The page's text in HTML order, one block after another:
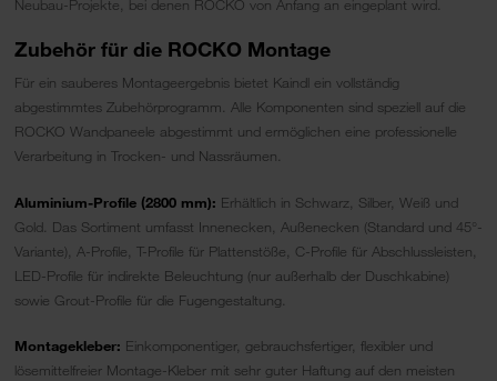
Neubau-Projekte, bei denen ROCKO von Anfang an eingeplant wird.
Zubehör für die ROCKO Montage
Für ein sauberes Montageergebnis bietet Kaindl ein vollständig
abgestimmtes Zubehörprogramm. Alle Komponenten sind speziell auf die
ROCKO Wandpaneele abgestimmt und ermöglichen eine professionelle
Verarbeitung in Trocken- und Nassräumen.
Aluminium-Profile (2800 mm): Erhältlich in Schwarz, Silber, Weiß und
Gold. Das Sortiment umfasst Innenecken, Außenecken (Standard und 45°-
Variante), A-Profile, T-Profile für Plattenstöße, C-Profile für Abschlussleisten,
LED-Profile für indirekte Beleuchtung (nur außerhalb der Duschkabine)
sowie Grout-Profile für die Fugengestaltung.
Montagekleber: Einkomponentiger, gebrauchsfertiger, flexibler und
lösemittelfreier Montage-Kleber mit sehr guter Haftung auf den meisten